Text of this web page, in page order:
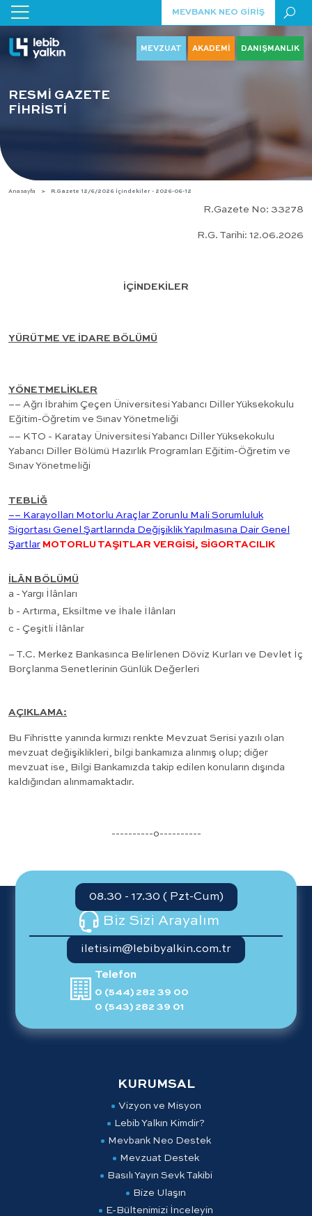
MEVBANK NEO GİRİŞ
MEVZUAT AKADEMİ DANIŞMANLIK
RESMİ GAZETE
FİHRİSTİ
Anasayfa R.Gazete 12/6/2026 İçindekiler - 2026-06-12
R.Gazete No: 33278
R.G. Tarihi: 12.06.2026
İÇİNDEKİLER
YÜRÜTME VE İDARE BÖLÜMÜ
YÖNETMELİKLER
–– Ağrı İbrahim Çeçen Üniversitesi Yabancı Diller Yüksekokulu
Eğitim-Öğretim ve Sınav Yönetmeliği
–– KTO - Karatay Üniversitesi Yabancı Diller Yüksekokulu
Yabancı Diller Bölümü Hazırlık Programları Eğitim-Öğretim ve
Sınav Yönetmeliği
TEBLİĞ
–– Karayolları Motorlu Araçlar Zorunlu Mali Sorumluluk
Sigortası Genel Şartlarında Değişiklik Yapılmasına Dair Genel
Şartlar MOTORLU TAŞITLAR VERGİSİ, SİGORTACILIK
İLÂN BÖLÜMÜ
a - Yargı İlânları
b - Artırma, Eksiltme ve İhale İlânları
c - Çeşitli İlânlar
– T.C. Merkez Bankasınca Belirlenen Döviz Kurları ve Devlet İç
Borçlanma Senetlerinin Günlük Değerleri
AÇIKLAMA:
Bu Fihristte yanında kırmızı renkte Mevzuat Serisi yazılı olan
mevzuat değişiklikleri, bilgi bankamıza alınmış olup; diğer
mevzuat ise, Bilgi Bankamızda takip edilen konuların dışında
kaldığından alınmamaktadır.
----------o----------
08.30 - 17.30 ( Pzt-Cum)
Biz Sizi Arayalım
iletisim@lebibyalkin.com.tr
Telefon
0 (544) 282 39 00
0 (543) 282 39 01
KURUMSAL
Vizyon ve Misyon
Lebib Yalkın Kimdir?
Mevbank Neo Destek
Mevzuat Destek
Basılı Yayın Sevk Takibi
Bize Ulaşın
E-Bültenimizi İnceleyin